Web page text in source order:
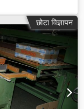
छोटा विज्ञापन